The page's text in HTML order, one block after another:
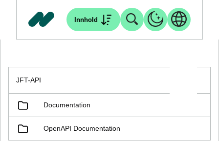
Innhold
JFT-API
Documentation
OpenAPI Documentation